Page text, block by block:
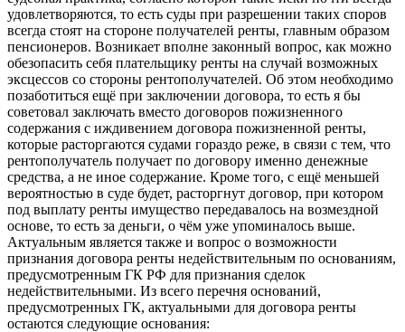
удовлетворяются, то есть суды при разрешении таких споров
всегда стоят на стороне получателей ренты, главным образом
пенсионеров. Возникает вполне законный вопрос, как можно
обезопасить себя плательщику ренты на случай возможных
эксцессов со стороны рентополучателей. Об этом необходимо
позаботиться ещё при заключении договора, то есть я бы
советовал заключать вместо договоров пожизненного
содержания с иждивением договора пожизненной ренты,
которые расторгаются судами гораздо реже, в связи с тем, что
рентополучатель получает по договору именно денежные
средства, а не иное содержание. Кроме того, с ещё меньшей
вероятностью в суде будет, расторгнут договор, при котором
под выплату ренты имущество передавалось на возмездной
основе, то есть за деньги, о чём уже упоминалось выше.
Актуальным является также и вопрос о возможности
признания договора ренты недействительным по основаниям,
предусмотренным ГК РФ для признания сделок
недействительными. Из всего перечня оснований,
предусмотренных ГК, актуальными для договора ренты
остаются следующие основания: